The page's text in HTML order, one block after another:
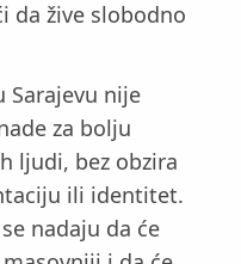
da žive slobodno
Sarajevu nije
za bolju
ljudi, bez obzira
ili identitet.
nadaju da će